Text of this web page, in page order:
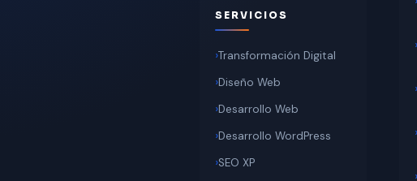
SERVICIOS
Transformación Digital
Diseño Web
Desarrollo Web
Desarrollo WordPress
SEO XP